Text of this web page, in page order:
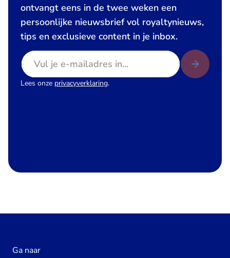
ontvangt eens in de twee weken een
persoonlijke nieuwsbrief vol royaltynieuws,
tips en exclusieve content in je inbox.
E-mailadres
Lees onze privacyverklaring.
Ga naar